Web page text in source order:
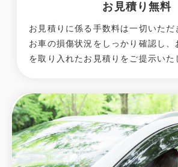
お見積り無料
お見積りに係る手数料は一切いただ
お車の損傷状況をしっかり確認し、
を取り入れたお見積りをご提示いた